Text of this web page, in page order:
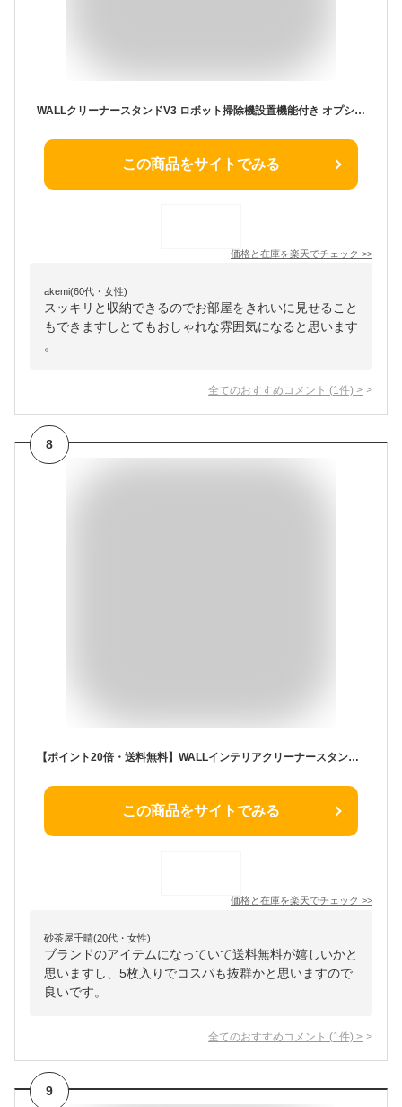
WALLクリーナースタンドV3 ロボット掃除機設置機能付き オプションツール収納棚板付き ダイソン dyson V10 V8 V7 V6 DC62 DC74(代引不可)【送料無料】
この商品をサイトでみる
価格と在庫を楽天でチェック >>
akemi(60代・女性)
スッキリと収納できるのでお部屋をきれいに見せること
もできますしとてもおしゃれな雰囲気になると思います
。
全てのおすすめコメント (1 件) >
8
【ポイント20倍・送料無料】WALLインテリアクリーナースタンドプレミアム ロボット掃除機設置機能付き オプションツール収納棚板付き ダイソン dyson コードレス スティック V15 V12 V11 V10 V8 V7 V6 DC74 DC62 +不織布マスク(5枚入) 引越し 新生活 ホワイトデー
この商品をサイトでみる
価格と在庫を楽天でチェック >>
砂茶屋千晴(20代・女性)
ブランドのアイテムになっていて送料無料が嬉しいかと
思いますし、5枚入りでコスパも抜群かと思いますので
良いです。
全てのおすすめコメント (1 件) >
9